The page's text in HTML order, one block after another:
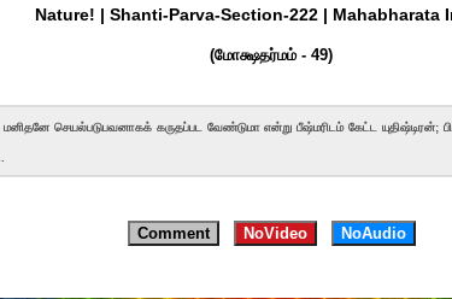
Nature! | Shanti-Parva-Section-222 | Mahabharata
(மோக்ஷதர்மம் - 49)
செயல்படுபவனாகக் கருதப்பட வேண்டுமா என்று பீஷ்மரிடம் கேட்ட யுதிஷ்டிரன்;
Comment NoVideo NoAudio